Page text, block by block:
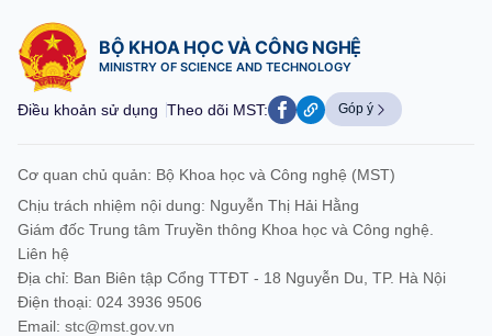
BỘ KHOA HỌC VÀ CÔNG NGHỆ
MINISTRY OF SCIENCE AND TECHNOLOGY
Điều khoản sử dụng Theo dõi MST: Góp ý
Cơ quan chủ quản: Bộ Khoa học và Công nghệ (MST)
Chịu trách nhiệm nội dung: Nguyễn Thị Hải Hằng
Giám đốc Trung tâm Truyền thông Khoa học và Công nghệ.
Liên hệ
Địa chỉ: Ban Biên tập Cổng TTĐT - 18 Nguyễn Du, TP. Hà Nội
Điện thoại: 024 3936 9506
Email: stc@mst.gov.vn